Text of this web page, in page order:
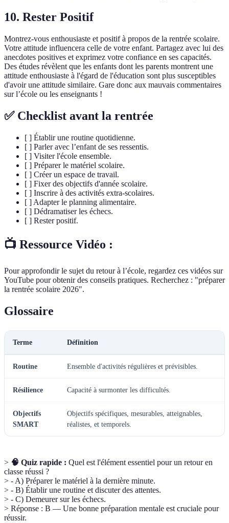
10. Rester Positif
Montrez-vous enthousiaste et positif à propos de la rentrée scolaire.
Votre attitude influencera celle de votre enfant. Partagez avec lui des
anecdotes positives et exprimez votre confiance en ses capacités.
Des études révèlent que les enfants dont les parents montrent une
attitude enthousiaste à l'égard de l'éducation sont plus susceptibles
d'avoir une attitude similaire. Gare donc aux mauvais commentaires
sur l’école ou les enseignants !
✅ Checklist avant la rentrée
[ ] Établir une routine quotidienne.
[ ] Parler avec l’enfant de ses ressentis.
[ ] Visiter l'école ensemble.
[ ] Préparer le matériel scolaire.
[ ] Créer un espace de travail.
[ ] Fixer des objectifs d'année scolaire.
[ ] Inscrire à des activités extra-scolaires.
[ ] Adapter le planning alimentaire.
[ ] Dédramatiser les échecs.
[ ] Rester positif.
📺 Ressource Vidéo :
Pour approfondir le sujet du retour à l’école, regardez ces vidéos sur
YouTube pour obtenir des conseils pratiques. Recherchez : "préparer
la rentrée scolaire 2026".
Glossaire
Terme Définition
Routine Ensemble d'activités régulières et prévisibles.
Résilience Capacité à surmonter les difficultés.
Objectifs
SMART
Objectifs spécifiques, mesurables, atteignables,
réalistes, et temporels.
> 🧠 Quiz rapide : Quel est l'élément essentiel pour un retour en
classe réussi ?
> - A) Préparer le matériel à la dernière minute.
> - B) Établir une routine et discuter des attentes.
> - C) Demeurer sur les échecs.
> Réponse : B — Une bonne préparation mentale est cruciale pour
réussir.